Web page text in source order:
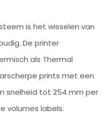
is het wisselen van
De printer
als Thermal
prints met een
snelheid tot 254 mm per
volumes labels.